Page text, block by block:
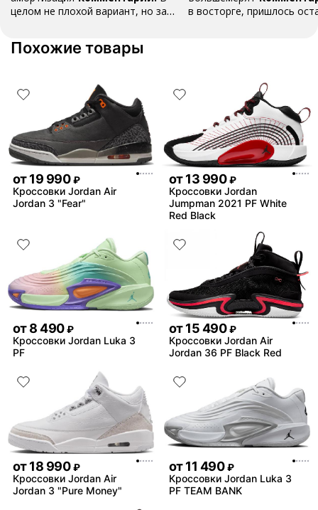
целом не плохой вариант, но за
баскетбольных кроссовок
в восторге, пришлось
Похожие товары
от19 990 ₽
Кроссовки Jordan Air
Jordan 3 "Fear"
от13 990 ₽
Кроссовки Jordan
Jumpman 2021 PF White
Red Black
от8 490 ₽
Кроссовки Jordan Luka 3
PF
от15 490 ₽
Кроссовки Jordan Air
Jordan 36 PF Black Red
от18 990 ₽
Кроссовки Jordan Air
Jordan 3 "Pure Money"
от11 490 ₽
Кроссовки Jordan Luka 3
PF TEAM BANK